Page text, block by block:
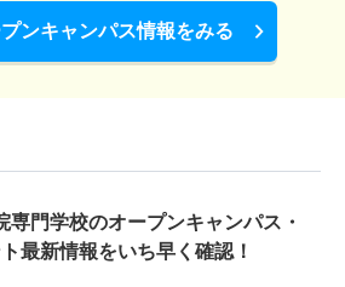
ンキャンパス情報をみる
専門学校のオープンキャンパス・
最新情報をいち早く確認！